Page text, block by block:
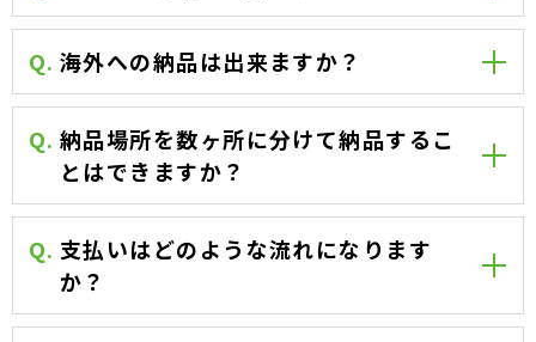
Q. 海外への納品は出来ますか？
Q. 納品場所を数ヶ所に分けて納品するこ
とはできますか？
Q. 支払いはどのような流れになります
か？